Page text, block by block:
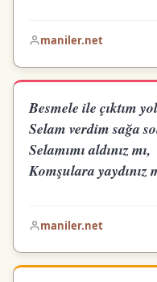
maniler.net
Besmele ile çıktım
Selam verdim sağa
Selamımı aldınız mı,
Komşulara yaydınız
maniler.net